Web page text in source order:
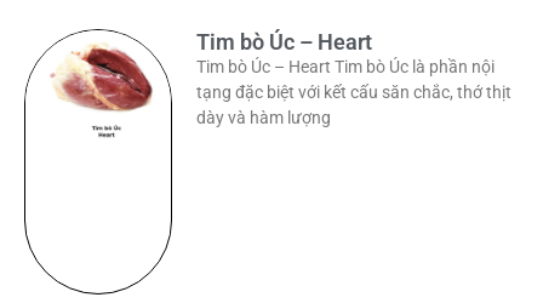
Tim bò Úc – Heart
Tim bò Úc – Heart Tim bò Úc là phần nội
tạng đặc biệt với kết cấu săn chắc, thớ thịt
dày và hàm lượng